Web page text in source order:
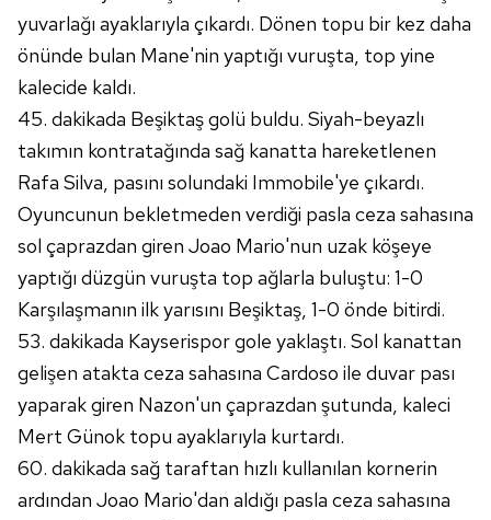
Metnimizi
ziyaret edebilirsiniz.
6698 sayılı Kişisel Verilerin Korunması Kanunu uyarınca
hazırlanmış Aydınlatma Metnimizi okumak ve sitemizde
ilgili mevzuata uygun olarak kullanılan çerezlerle ilgili bilgi
almak için lütfentıklayınız.
yuvarlağı ayaklarıyla çıkardı. Dönen topu bir kez daha
önünde bulan Mane'nin yaptığı vuruşta, top yine
kalecide kaldı.
45. dakikada Beşiktaş golü buldu. Siyah-beyazlı
takımın kontratağında sağ kanatta hareketlenen
Rafa Silva, pasını solundaki Immobile'ye çıkardı.
Oyuncunun bekletmeden verdiği pasla ceza sahasına
sol çaprazdan giren Joao Mario'nun uzak köşeye
yaptığı düzgün vuruşta top ağlarla buluştu: 1-0
Karşılaşmanın ilk yarısını Beşiktaş, 1-0 önde bitirdi.
53. dakikada Kayserispor gole yaklaştı. Sol kanattan
gelişen atakta ceza sahasına Cardoso ile duvar pası
yaparak giren Nazon'un çaprazdan şutunda, kaleci
Mert Günok topu ayaklarıyla kurtardı.
60. dakikada sağ taraftan hızlı kullanılan kornerin
ardından Joao Mario'dan aldığı pasla ceza sahasına